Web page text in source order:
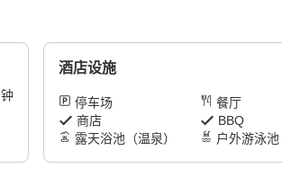
酒店设施
停车场
餐厅
商店
BBQ
露天浴池（温泉）
户外游泳池